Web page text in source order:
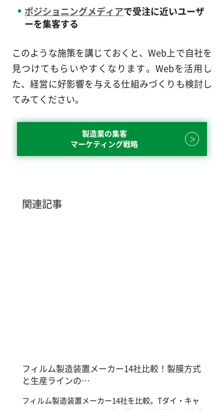
ポジショニングメディアで受注に近いユーザ
ーを集客する
このような施策を講じておくと、Web上で自社を
見つけてもらいやすくなります。Webを活用し
た、経営に好影響を与える仕組みづくりも検討し
てみてください。
製造業の集客
マーケティング戦略
関連記事
フィルム製造装置メーカー14社比較！製膜方式
と生産ラインの…
フィルム製造装置メーカー14社を比較。Tダイ・キャ